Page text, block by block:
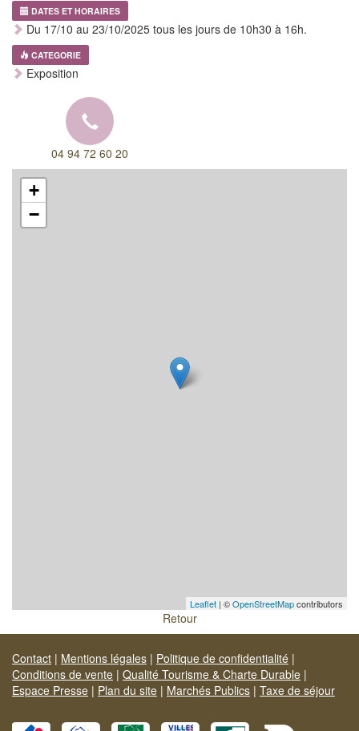
DATES ET HORAIRES
Du 17/10 au 23/10/2025 tous les jours de 10h30 à 16h.
CATEGORIE
Exposition
04 94 72 60 20
+
−
Leaflet | ©OpenStreetMapcontributors
Retour
Contact | Mentions légales | Politique de confidentialité |
Conditions de vente | Qualité Tourisme & Charte Durable |
Espace Presse | Plan du site | Marchés Publics | Taxe de séjour